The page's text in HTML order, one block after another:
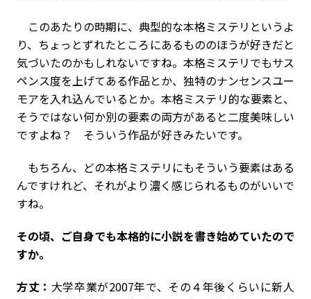
このあたりの時期に、典型的な本格ミステリというよ
り、ちょっとずれたところにあるもののほうが好きだと
気づいたのかもしれないですね。本格ミステリでもサス
ペンス度を上げてある作品とか、独特のナンセンスユー
モアを入れ込んでいるとか。本格ミステリ的な要素と、
そうではない何か別の要素の両方があると二度美味しい
ですよね？ そういう作品が好きみたいです。
もちろん、どの本格ミステリにもそういう要素はある
んですけれど、それがより濃く感じられるものがいいで
すね。
――その頃、ご自身でも本格的に小説を書き始めていたので
すか。
方丈： 大学卒業が2007年で、その４年後くらいに新人